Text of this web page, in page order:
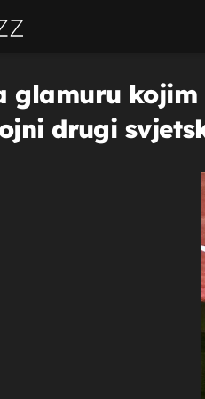
glamuru kojim
drugi